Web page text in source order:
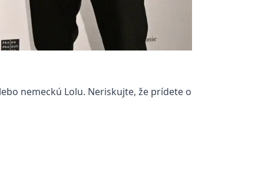
nemeckú Lolu. Neriskujte, že prídete o